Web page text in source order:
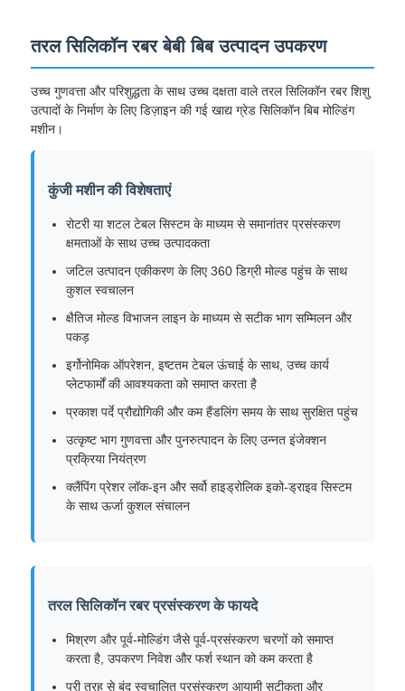
होम
हमारे बारे में
तरल सिलिकॉन रबर बेबी बिब उत्पादन उपकरण
उच्च गुणवत्ता और परिशुद्धता के साथ उच्च दक्षता वाले तरल सिलिकॉन रबर शिशु
उत्पादों के निर्माण के लिए डिज़ाइन की गई खाद्य ग्रेड सिलिकॉन बिब मोल्डिंग
मशीन।
कुंजी मशीन की विशेषताएं
रोटरी या शटल टेबल सिस्टम के माध्यम से समानांतर प्रसंस्करण
क्षमताओं के साथ उच्च उत्पादकता
जटिल उत्पादन एकीकरण के लिए 360 डिग्री मोल्ड पहुंच के साथ
कुशल स्वचालन
क्षैतिज मोल्ड विभाजन लाइन के माध्यम से सटीक भाग सम्मिलन और
पकड़
इर्गोनोमिक ऑपरेशन, इष्टतम टेबल ऊंचाई के साथ, उच्च कार्य
प्लेटफार्मों की आवश्यकता को समाप्त करता है
प्रकाश पर्दे प्रौद्योगिकी और कम हैंडलिंग समय के साथ सुरक्षित पहुंच
उत्कृष्ट भाग गुणवत्ता और पुनरुत्पादन के लिए उन्नत इंजेक्शन
प्रक्रिया नियंत्रण
क्लैंपिंग प्रेशर लॉक-इन और सर्वो हाइड्रोलिक इको-ड्राइव सिस्टम
के साथ ऊर्जा कुशल संचालन
तरल सिलिकॉन रबर प्रसंस्करण के फायदे
मिश्रण और पूर्व-मोल्डिंग जैसे पूर्व-प्रसंस्करण चरणों को समाप्त
करता है, उपकरण निवेश और फर्श स्थान को कम करता है
पूरी तरह से बंद स्वचालित प्रसंस्करण आयामी सटीकता और